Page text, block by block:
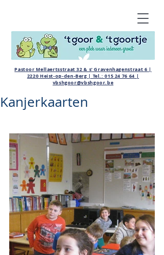
Pastoor Mellaertsstraat 32 & s' Gravenhagenstraat 6 |
2220 Heist-op-den-Berg | Tel.:015 24 76 64 |
vbshgoor@vbshgoor.be
Kanjerkaarten